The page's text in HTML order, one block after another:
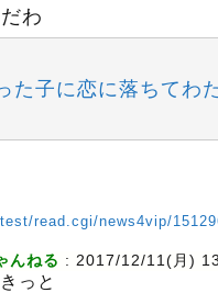
わ
た子に恋に落ちてわ
read.cgi/news4vip/
んねる : 2017/12/11(月)
っと